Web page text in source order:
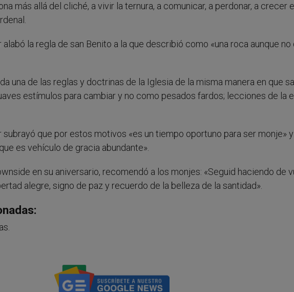
más allá del cliché, a vivir la ternura, a comunicar, a perdonar, a crecer
la regla de san Benito a la que describió como «una roca aunque no
una de las reglas y doctrinas de la Iglesia de la misma manera en que
estímulos para cambiar y no como pesados fardos; lecciones de la
subrayó que por estos motivos «es un tiempo oportuno para ser monje»
es vehículo de gracia abundante».
en su aniversario, recomendó a los monjes: «Seguid haciendo de
alegre, signo de paz y recuerdo de la belleza de la santidad».